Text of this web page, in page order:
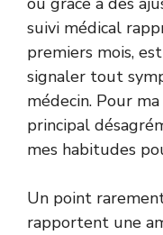
suivi médical
premiers mois,
signaler tout
médecin. Pour
principal
mes habitudes
Un point
rapportent une